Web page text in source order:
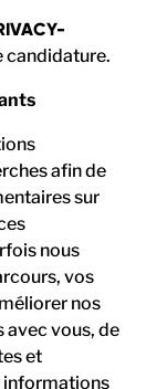
candidature.
afin de
sur
nous
vos
nos
vous, de
et
informations